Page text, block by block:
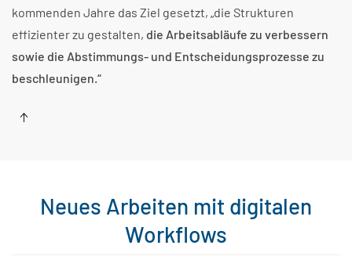
kommenden Jahre das Ziel gesetzt, „die Strukturen
effizienter zu gestalten, die Arbeitsabläufe zu verbessern
sowie die Abstimmungs- und Entscheidungsprozesse zu
beschleunigen.“
Neues Arbeiten mit digitalen
Workflows